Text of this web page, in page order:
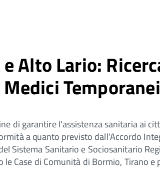
Alto Lario:
di garantire l'assistenza sanitaria ai
a quanto previsto dall'Accordo
Sistema Sanitario e Sociosanitario
le Case di Comunità di Bormio, Tirano